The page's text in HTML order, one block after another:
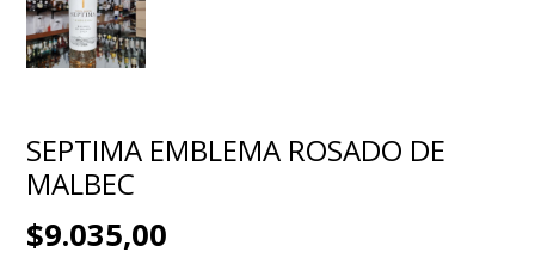
SEPTIMA EMBLEMA ROSADO DE
MALBEC
$9.035,00